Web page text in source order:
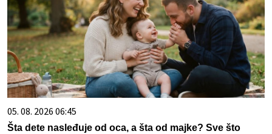
05. 08. 2026 06:45
Šta dete nasleđuje od oca, a šta od majke? Sve što